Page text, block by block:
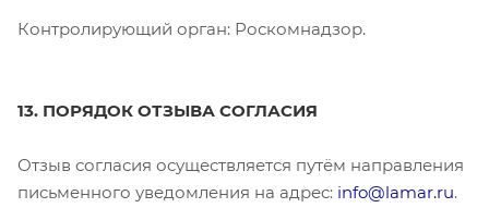
Контролирующий орган: Роскомнадзор.
13. ПОРЯДОК ОТЗЫВА СОГЛАСИЯ
Отзыв согласия осуществляется путём направления
письменного уведомления на адрес: info@lamar.ru.